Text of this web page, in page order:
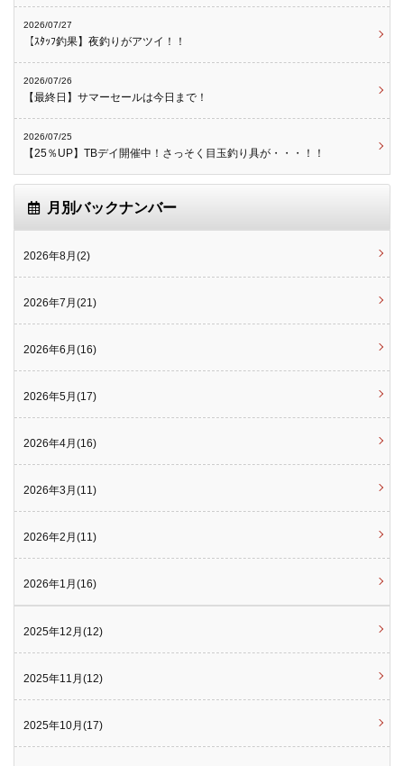
2026/07/27
【ｽﾀｯﾌ釣果】夜釣りがアツイ！！
2026/07/26
【最終日】サマーセールは今日まで！
2026/07/25
【25％UP】TBデイ開催中！さっそく目玉釣り具が・・・！！
月別バックナンバー
2026年8月(2)
2026年7月(21)
2026年6月(16)
2026年5月(17)
2026年4月(16)
2026年3月(11)
2026年2月(11)
2026年1月(16)
2025年12月(12)
2025年11月(12)
2025年10月(17)